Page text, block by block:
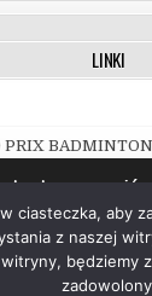
LINKI
PRIX
aby zapewnić
witryny.
na temat plików
ich
ciasteczka, aby
z naszej
będziemy